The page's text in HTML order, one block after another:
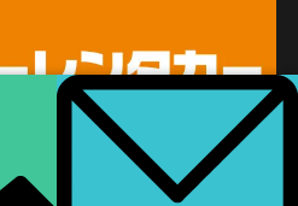
葉市車検専門店